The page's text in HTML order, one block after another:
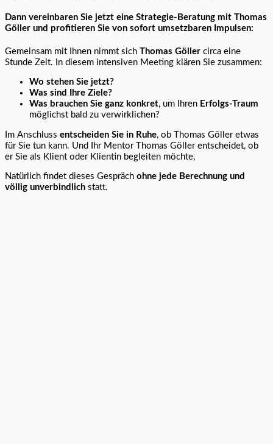
Dann vereinbaren Sie jetzt eine Strategie-Beratung mit Thomas
Göller und profitieren Sie von sofort umsetzbaren Impulsen:
Gemeinsam mit Ihnen nimmt sich Thomas Göller circa eine
Stunde Zeit. In diesem intensiven Meeting klären Sie zusammen:
Wo stehen Sie jetzt?
Was sind Ihre Ziele?
Was brauchen Sie ganz konkret, um Ihren Erfolgs-Traum
möglichst bald zu verwirklichen?
Im Anschluss entscheiden Sie in Ruhe, ob Thomas Göller etwas
für Sie tun kann. Und Ihr Mentor Thomas Göller entscheidet, ob
er Sie als Klient oder Klientin begleiten möchte,
Natürlich findet dieses Gespräch ohne jede Berechnung und
völlig unverbindlich statt.